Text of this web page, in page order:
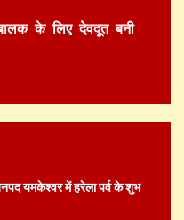
के लिए देवदूत बनी
यमकेश्वर में हरेला पर्व के शुभ